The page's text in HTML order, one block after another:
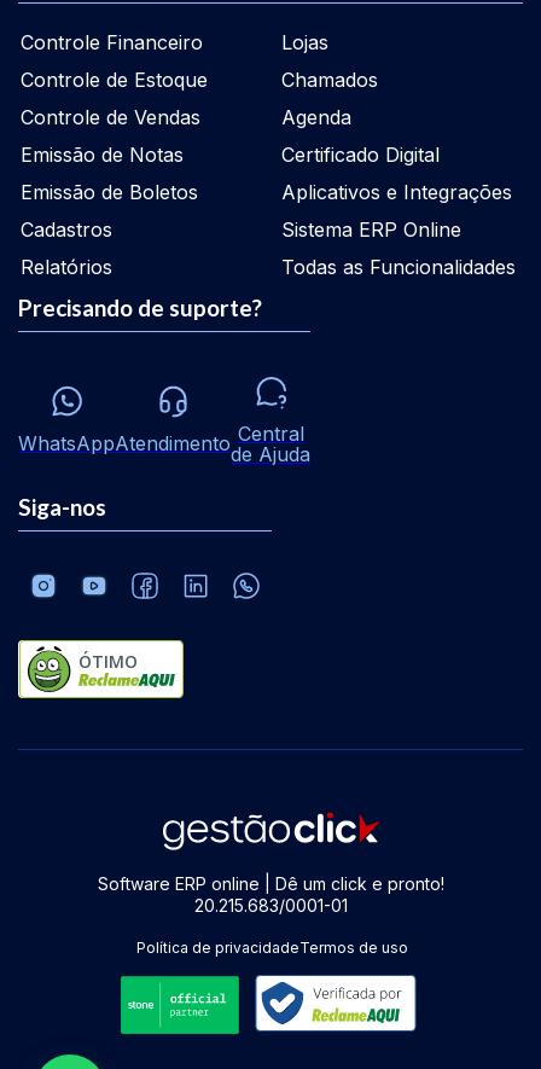
Controle Financeiro
Controle de Estoque
Controle de Vendas
Emissão de Notas
Emissão de Boletos
Cadastros
Relatórios
Lojas
Chamados
Agenda
Certificado Digital
Aplicativos e Integrações
Sistema ERP Online
Todas as Funcionalidades
Precisando de suporte?
WhatsAppAtendimento Central
de Ajuda
Siga-nos
ÓTIMO
Software ERP online | Dê um click e pronto!
20.215.683/0001-01
Política de privacidadeTermos de uso